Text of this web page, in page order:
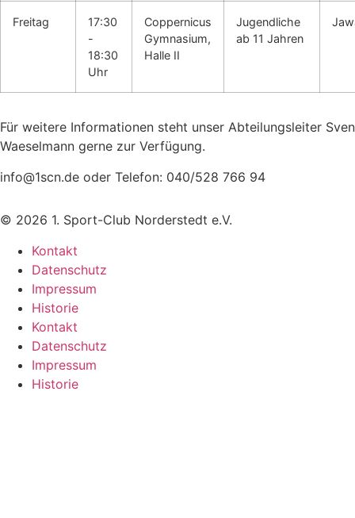
Freitag
17:30
-
18:30
Uhr
Coppernicus
Gymnasium,
Halle II
Jugendliche
ab 11 Jahren
Für weitere Informationen steht unser Abteilungsleiter Sven
Waeselmann gerne zur Verfügung.
info@1scn.de oder Telefon: 040/528 766 94
© 2026 1. Sport-Club Norderstedt e.V.
Kontakt
Datenschutz
Impressum
Historie
Kontakt
Datenschutz
Impressum
Historie